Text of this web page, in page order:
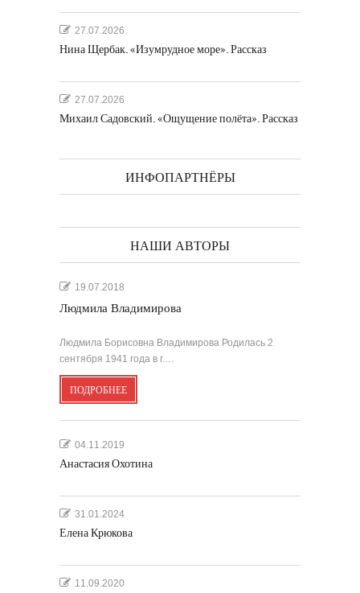
27.07.2026
Нина Щербак. «Изумрудное море». Рассказ
27.07.2026
Михаил Садовский. «Ощущение полёта». Рассказ
ИНФОПАРТНЁРЫ
НАШИ АВТОРЫ
19.07.2018
Людмила Владимирова
Людмила Борисовна Владимирова Родилась 2
сентября 1941 года в г.…
ПОДРОБНЕЕ
04.11.2019
Анастасия Охотина
31.01.2024
Елена Крюкова
11.09.2020